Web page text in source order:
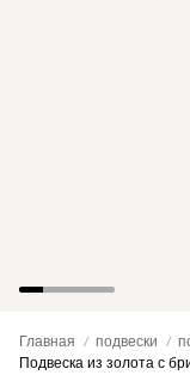
Главная подвески
Подвеска из золота с